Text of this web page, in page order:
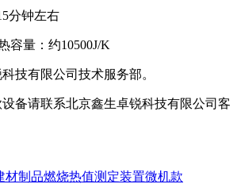
分钟左右
容量：约10500J/K
技有限公司技术服务部。
备请联系北京鑫生卓锐科技有限公司客
材制品燃烧热值测定装置微机款